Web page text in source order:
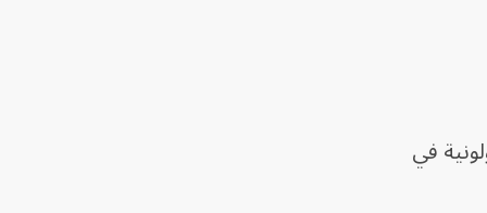
في